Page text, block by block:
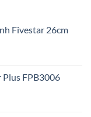
Fivestar 26cm
Plus FPB3006